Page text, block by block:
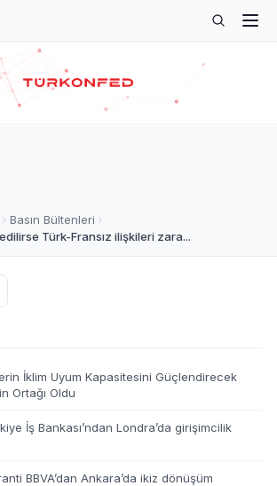
Basın Bültenleri
Türk-Fransız ilişkileri zara...
İklim Uyum Kapasitesini Güçlendirecek
Ortağı Oldu
İş Bankası’ndan Londra’da girişimcilik
BBVA’dan Ankara’da ikiz dönüşüm